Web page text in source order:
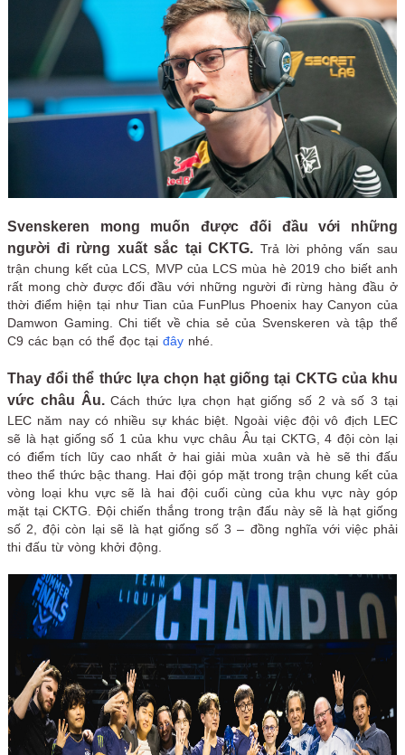
Svenskeren mong muốn được đối đầu với những
người đi rừng xuất sắc tại CKTG. Trả lời phỏng vấn sau
trận chung kết của LCS, MVP của LCS mùa hè 2019 cho biết anh
rất mong chờ được đối đầu với những người đi rừng hàng đầu ở
thời điểm hiện tại như Tian của FunPlus Phoenix hay Canyon của
Damwon Gaming. Chi tiết về chia sẻ của Svenskeren và tập thể
C9 các bạn có thể đọc tại đây nhé.
Thay đổi thể thức lựa chọn hạt giống tại CKTG của khu
vức châu Âu.Cách thức lựa chọn hạt giống số 2 và số 3 tại
LEC năm nay có nhiều sự khác biệt. Ngoài việc đội vô địch LEC
sẽ là hạt giống số 1 của khu vực châu Âu tại CKTG, 4 đội còn lại
có điểm tích lũy cao nhất ở hai giải mùa xuân và hè sẽ thi đấu
theo thể thức bậc thang. Hai đội góp mặt trong trận chung kết của
vòng loại khu vực sẽ là hai đội cuối cùng của khu vực này góp
mặt tại CKTG. Đội chiến thắng trong trận đấu này sẽ là hạt giống
số 2, đội còn lại sẽ là hạt giống số 3 – đồng nghĩa với việc phải
thi đấu từ vòng khởi động.